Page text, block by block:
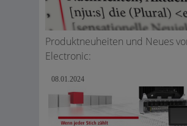
Produktneuheiten und Neues
Electronic:
08.01.2024